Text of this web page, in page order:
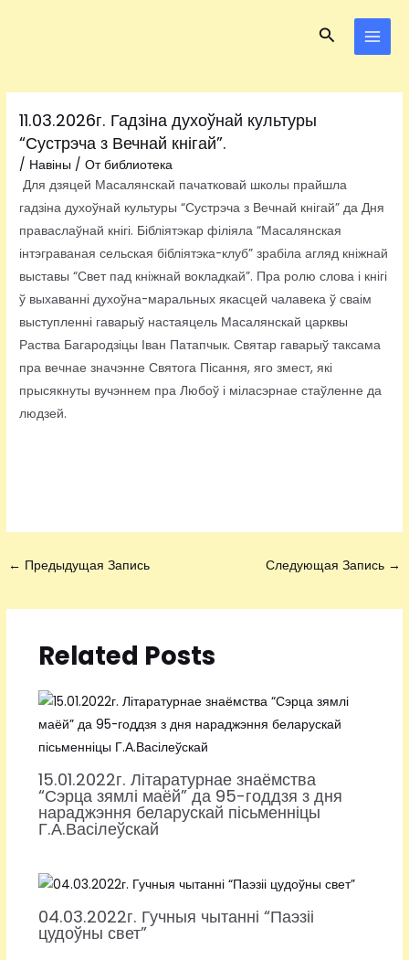
Поиск
11.03.2026г. Гадзіна духоўнай культуры
“Сустрэча з Вечнай кнігай”.
/ Навіны / Отбиблиотека
Для дзяцей Масалянскай пачатковай школы прайшла
гадзіна духоўнай культуры “Сустрэча з Вечнай кнігай” да Дня
праваслаўнай кнігі. Бібліятэкар філіяла “Масалянская
інтэграваная сельская бібліятэка-клуб” зрабіла агляд кніжнай
выставы “Свет пад кніжнай вокладкай”. Пра ролю слова і кнігі
ў выхаванні духоўна-маральных якасцей чалавека ў сваім
выступленні гаварыў настаяцель Масалянскай царквы
Раства Багародзіцы Іван Патапчык. Святар гаварыў таксама
пра вечнае значэнне Святога Пісання, яго змест, які
прысякнуты вучэннем пра Любоў і міласэрнае стаўленне да
людзей.
← Предыдущая Запись Следующая Запись →
Related Posts
15.01.2022г. Літаратурнае знаёмства
“Сэрца зямлі маёй” да 95-годдзя з дня
нараджэння беларускай пісьменніцы
Г.А.Васілеўскай
04.03.2022г. Гучныя чытанні “Паэзіі
цудоўны свет”